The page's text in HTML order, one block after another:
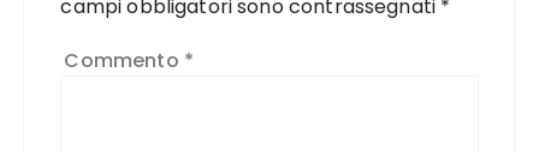
campi obbligatori sono contrassegnati *
Commento *